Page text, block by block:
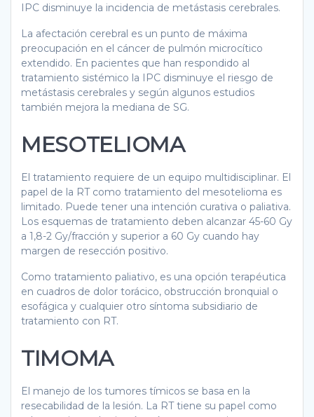
IPC disminuye la incidencia de metástasis cerebrales.
La afectación cerebral es un punto de máxima
preocupación en el cáncer de pulmón microcítico
extendido. En pacientes que han respondido al
tratamiento sistémico la IPC disminuye el riesgo de
metástasis cerebrales y según algunos estudios
también mejora la mediana de SG.
MESOTELIOMA
El tratamiento requiere de un equipo multidisciplinar. El
papel de la RT como tratamiento del mesotelioma es
limitado. Puede tener una intención curativa o paliativa.
Los esquemas de tratamiento deben alcanzar 45-60 Gy
a 1,8-2 Gy/fracción y superior a 60 Gy cuando hay
margen de resección positivo.
Como tratamiento paliativo, es una opción terapéutica
en cuadros de dolor torácico, obstrucción bronquial o
esofágica y cualquier otro síntoma subsidiario de
tratamiento con RT.
TIMOMA
El manejo de los tumores tímicos se basa en la
resecabilidad de la lesión. La RT tiene su papel como